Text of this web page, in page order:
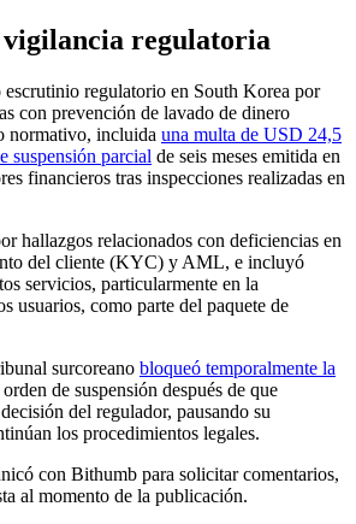
regulatoria
regulatorio en South Korea por
con prevención de lavado de dinero
incluida una multa de USD 24,5
suspensión parcial de seis meses emitida en
financieros tras inspecciones realizadas en
hallazgos relacionados con deficiencias en
del cliente (KYC) y AML, e incluyó
servicios, particularmente en la
usuarios, como parte del paquete de
surcoreano bloqueó temporalmente la
orden de suspensión después de que
del regulador, pausando su
los procedimientos legales.
con Bithumb para solicitar comentarios,
al momento de la publicación.